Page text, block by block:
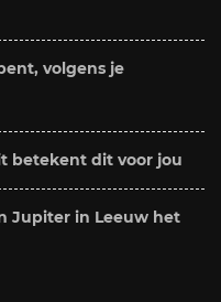
volgens je
betekent dit voor jou
Jupiter in Leeuw het